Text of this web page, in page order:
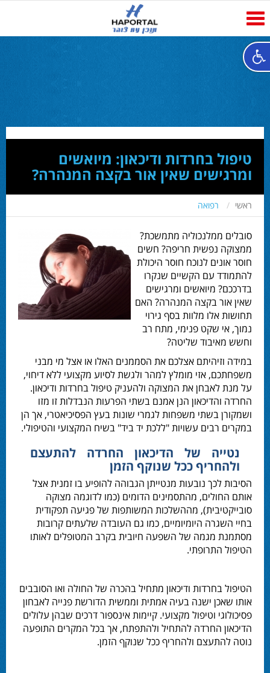
Toggle
navigation
טיפול בחרדות ודיכאון: מיואשים
ומרגישים שאין אור בקצה המנהרה?
ראשי רפואה
סובלים ממלנכוליה מתמשכת?
ממצוקה נפשית חריפה? חשים
חוסר אונים לנוכח חוסר היכולת
להתמודד עם הקשיים שנקרו
בדרככם? מיואשים ומרגישים
שאין אור בקצה המנהרה? האם
תחושות אלו מלוות בסף גירוי
נמוך, אי שקט פנימי, מתח רב
וחשש מאיבוד שליטה?
במידה וזיהיתם אצלכם את הסממנים האלו או אצל מי מבני
משפחתכם, אזי מומלץ למהר ולגשת לסיוע מקצועי ללא דיחוי,
על מנת לאבחן את המצוקה ולהעניק טיפול בחרדות ודיכאון.
החרדה והדיכאון הנן אמנם בשתי הפרעות הנבדלות זו מזו
ושמקורן בשתי משפחות לגמרי שונות בעץ הפסיכיאטרי, אך הן
במקרים רבים עשויות "ללכת יד ביד" בשיח המקצועי והטיפולי.
נטייה של הדיכאון החרדה להתעצם
ולהחריף ככל שנוקף הזמן
הסיבות לכך נובעות מנטייתן הגבוהה להופיע בו זמנית אצל
אותם החולים, מהתסמינים הדומים (כמו לדוגמה מצוקה
סובייקטיבית), מההשלכות המשותפות של פגיעה תפקודית
בחיי השגרה היומיומיים, כמו גם העובדה שלעתים קרובות
מסתמנת מגמה של השפעה חיובית בקרב המטופלים לאותו
הטיפול התרופתי.
הטיפול בחרדות ודיכאון מתחיל בהכרה של החולה ואו הסובבים
אותו שאכן ישנה בעיה אמתית וממשית הדורשת פנייה לאבחון
פסיכולוגי וטיפול מקצועי. קיימות אינספור דרכים שבהן עלולים
הדיכאון החרדה להתחיל ולהתפתח, אך בכל המקרים התופעה
נוטה להתעצם ולהחריף ככל שנוקף הזמן.